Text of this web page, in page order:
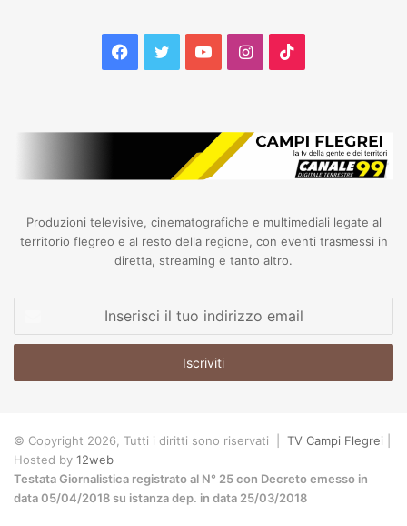
Facebook
TwitterYouTubeInstagram
Produzioni televisive, cinematografiche e multimediali legate al
territorio flegreo e al resto della regione, con eventi trasmessi in
diretta, streaming e tanto altro.
tuo
email
© Copyright 2026, Tutti i diritti sono riservati | TV Campi Flegrei
Hosted by 12web
Testata Giornalistica registrato al N° 25 con Decreto emesso in
data 05/04/2018 su istanza dep. in data 25/03/2018